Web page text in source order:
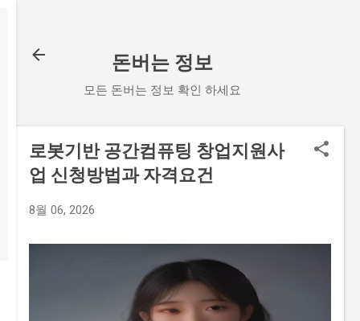
돈버는 정보
모든 돈버는 정보 확인 하세요
로봇기반 공간컴퓨팅 창업지원사
업 신청방법과 자격요건
8월 06, 2026